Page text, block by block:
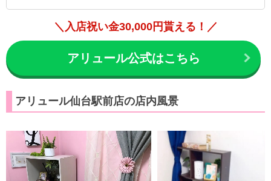
＼入店祝い金30,000円貰える！／
アリュール公式はこちら
アリュール仙台駅前店の店内風景